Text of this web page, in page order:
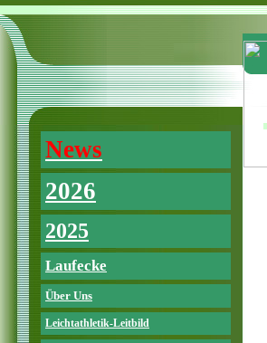
News
2026
2025
Laufecke
Über Uns
Leichtathletik-Leitbild